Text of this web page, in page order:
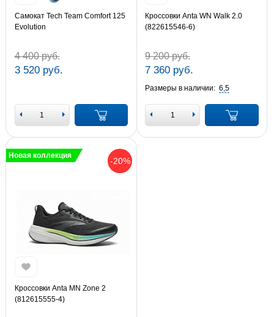
Самокат Tech Team Comfort 125
Evolution
4 400 руб.
3 520 руб.
Кроссовки Anta WN Walk 2.0
(822615546-6)
9 200 руб.
7 360 руб.
Размеры в наличии: 6,5
-20%
Новая коллекция
Кроссовки Anta MN Zone 2
(812615555-4)